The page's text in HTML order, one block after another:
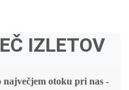
IZLETOV
otoku pri nas -